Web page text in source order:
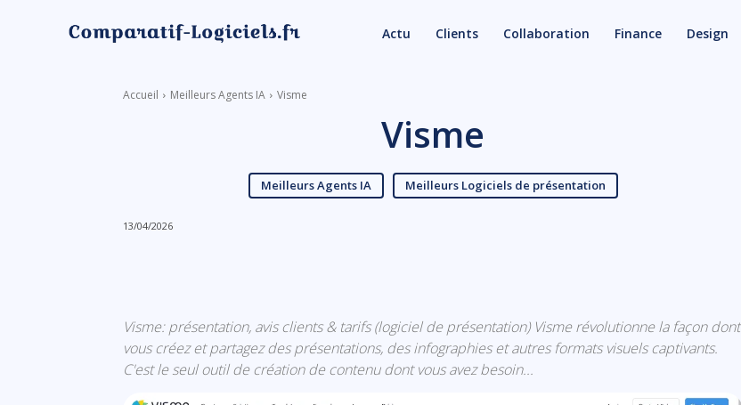
Actu Clients Collaboration Finance Design
Accueil Meilleurs Agents IA Visme
Visme
Meilleurs Agents IA Meilleurs Logiciels de présentation
13/04/2026
Visme: présentation, avis clients & tarifs (logiciel de présentation) Visme révolutionne la façon dont
vous créez et partagez des présentations, des infographies et autres formats visuels captivants.
C'est le seul outil de création de contenu dont vous avez besoin...